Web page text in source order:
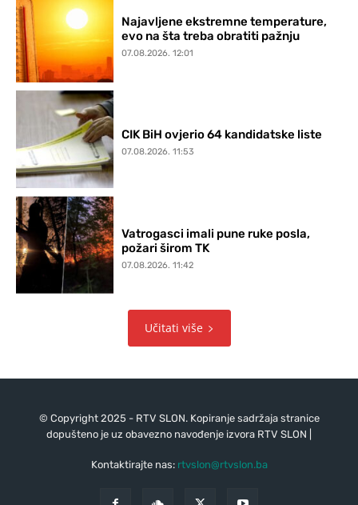
Najavljene ekstremne temperature,
evo na šta treba obratiti pažnju
07.08.2026. 12:01
CIK BiH ovjerio 64 kandidatske liste
07.08.2026. 11:53
Vatrogasci imali pune ruke posla,
požari širom TK
07.08.2026. 11:42
Učitati više
© Copyright 2025 - RTV SLON. Kopiranje sadržaja stranice
dopušteno je uz obavezno navođenje izvora RTV SLON |
Kontaktirajte nas: rtvslon@rtvslon.ba